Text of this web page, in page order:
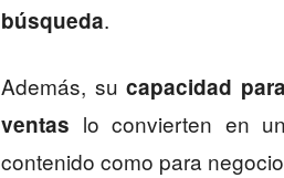
búsqueda.
Además, su capacidad
ventas lo convierten en
contenido como para